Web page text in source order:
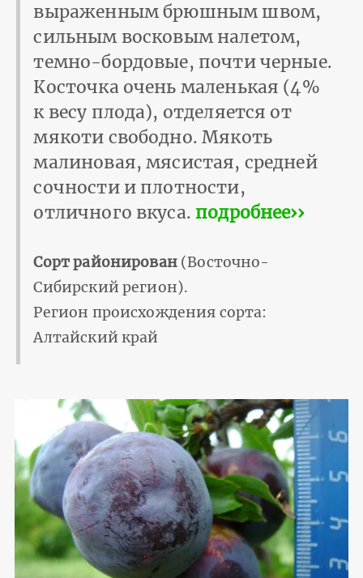
выраженным брюшным швом,
сильным восковым налетом,
темно-бордовые, почти черные.
Косточка очень маленькая (4%
к весу плода), отделяется от
мякоти свободно. Мякоть
малиновая, мясистая, средней
сочности и плотности,
отличного вкуса. подробнее››
Сорт районирован(Восточно-
Сибирский регион).
Регион происхождения сорта:
Алтайский край